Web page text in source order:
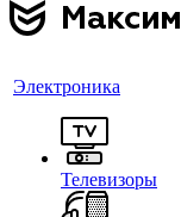
Электроника
Телевизоры